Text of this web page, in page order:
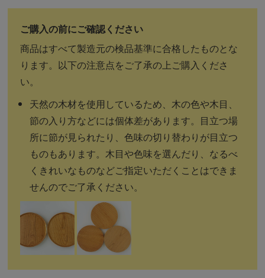
商品はすべて製造元の検品基準に合格したものとな
ります。以下の注意点をご了承の上ご購入くださ
い。
天然の木材を使用しているため、木の色や木目、
節の入り方などには個体差があります。目立つ場
所に節が見られたり、色味の切り替わりが目立つ
ものもあります。木目や色味を選んだり、なるべ
くきれいなものなどご指定いただくことはできま
せんのでご了承ください。